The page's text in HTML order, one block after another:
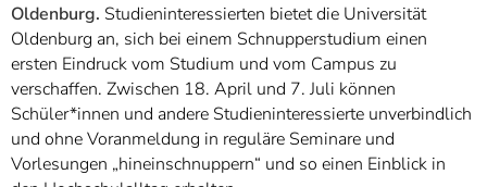
Oldenburg. Studieninteressierten bietet die Universität
Oldenburg an, sich bei einem Schnupperstudium einen
ersten Eindruck vom Studium und vom Campus zu
verschaffen. Zwischen 18. April und 7. Juli können
Schüler*innen und andere Studieninteressierte unverbindlich
und ohne Voranmeldung in reguläre Seminare und
Vorlesungen „hineinschnuppern“ und so einen Einblick in